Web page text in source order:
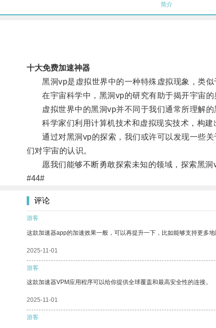
简介
十大免费加速神器
黑洞vp是虚拟世界中的一种特殊虚拟现象，类似
在宇宙科学中，黑洞vp的研究有助于揭开宇宙的
虚拟世界中的黑洞vp并不同于我们通常所理解的
科学家们利用计算机技术和虚拟现实技术，构建
通过对黑洞vp的探索，我们或许可以发现一些关
们对宇宙的认识。
愿我们能够不断勇敢探索未知的领域，探索黑洞
#44#
评论
游客
这款加速器app的加速效果一般，可以再提升一下，比如能够支持更多地
2025-11-01
游客
这款加速器VPM应用程序可以给你提供全球覆盖和最高安全性的连接。
2025-11-01
游客